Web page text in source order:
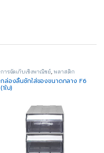
การจัดเก็บเชิงพาณิชย์,พลาสติก
อุตสาหกรรม
กล่องลิ้นชักใส่ของขนาดกลาง F6
(1ใบ)